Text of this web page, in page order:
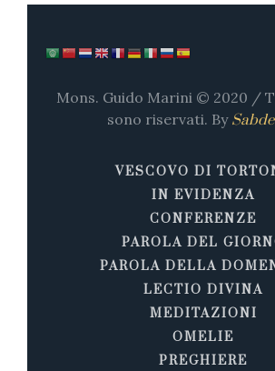
Mons. Guido Marini © 2020 /
sono riservati. By
VESCOVO DI
IN EVIDENZA
CONFERENZE
PAROLA DEL
PAROLA DELLA
LECTIO DIVINA
MEDITAZIONI
OMELIE
PREGHIERE